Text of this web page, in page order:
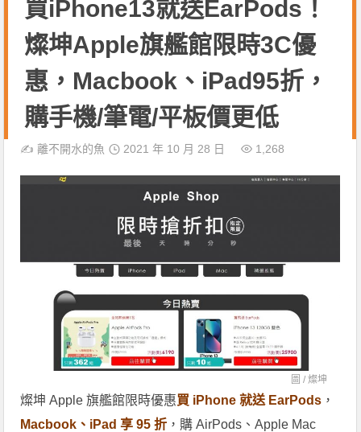
買iPhone13就送EarPods！
燦坤Apple旗艦館限時3C優
惠，Macbook、iPad95折，
購手機/筆電/平板價更低
✍️離不開水的魚 2021 年 10 月 28 日 1,268
圖 /燦坤
燦坤 Apple 旗艦館限時優惠買 iPhone 就送 EarPods ，
Macbook、iPad 享 95 折 ，購 AirPods、Apple Mac